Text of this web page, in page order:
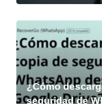
¿Cómo
seguridad de